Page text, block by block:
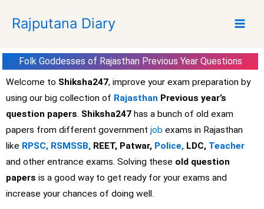
p
Rajputana Diary
Folk Goddesses of Rajasthan Previous Year Questions
Welcome to Shiksha247, improve your exam preparation by
using our big collection of Rajasthan Previous year’s
question papers. Shiksha247 has a bunch of old exam
papers from different government job exams in Rajasthan
like RPSC, RSMSSB, REET, Patwar, Police, LDC, Teacher
and other entrance exams. Solving these old question
papers is a good way to get ready for your exams and
increase your chances of doing well.